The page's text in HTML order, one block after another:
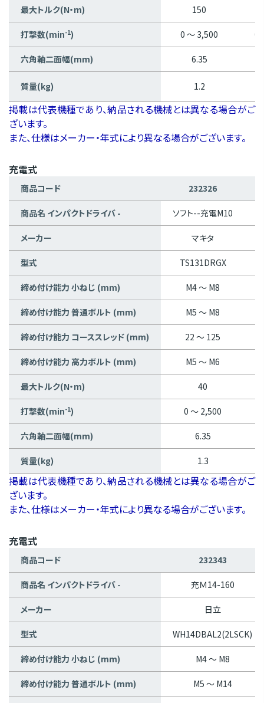
最大トルク(N・m) 150
打撃数(min-1) 0 ～ 3,500 0
六角軸二面幅(mm) 6.35
質量(kg) 1.2
掲載は代表機種であり、納品される機械とは異なる場合がご
ざいます。
また、仕様はメーカー・年式により異なる場合がございます。
充電式
商品コード 232326
商品名 インパクトドライバ - ソフト--充電M10
メーカー マキタ
型式 TS131DRGX
締め付け能力 小ねじ (mm) M4 ～ M8
締め付け能力 普通ボルト (mm) M5 ～ M8
締め付け能力 コーススレッド (mm) 22 ～ 125
締め付け能力 高力ボルト (mm) M5 ～ M6
最大トルク(N・m) 40
打撃数(min-1) 0 ～ 2,500
六角軸二面幅(mm) 6.35
質量(kg) 1.3
掲載は代表機種であり、納品される機械とは異なる場合がご
ざいます。
また、仕様はメーカー・年式により異なる場合がございます。
充電式
商品コード 232343
商品名 インパクトドライバ - 充Ｍ14-160
メーカー 日立
型式 WH14DBAL2(2LSCK)
締め付け能力 小ねじ (mm) M4 ～ M8
締め付け能力 普通ボルト (mm) M5 ～ M14